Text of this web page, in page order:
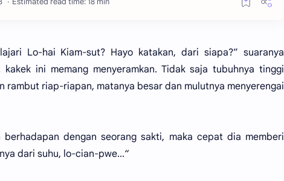
Lo-hai Kiam-sut? Hayo katakan, dari siapa?” suaranya
ini memang menyeramkan. Tidak saja tubuhnya tinggi
rambut riap-riapan, matanya besar dan mulutnya menyerengai
dengan seorang sakti, maka cepat dia memberi
dari suhu, lo-cian-pwe...“